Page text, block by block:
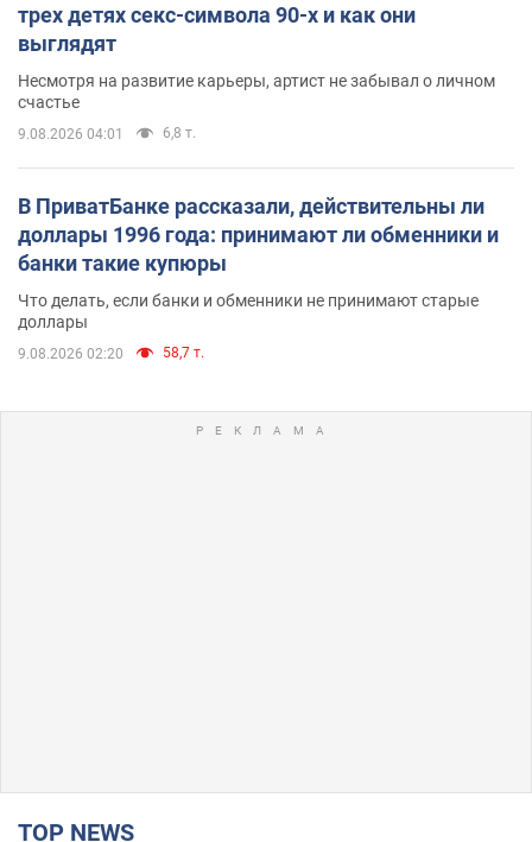
трех детях секс-символа 90-х и как они
выглядят
Несмотря на развитие карьеры, артист не забывал о личном
счастье
9.08.2026 04:01 6,8 т.
В ПриватБанке рассказали, действительны ли
доллары 1996 года: принимают ли обменники и
банки такие купюры
Что делать, если банки и обменники не принимают старые
доллары
9.08.2026 02:20 58,7 т.
TOP NEWS